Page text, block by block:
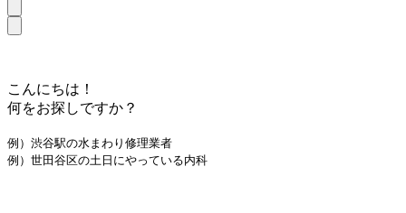
こんにちは！
何をお探しですか？
例）渋谷駅の水まわり修理業者
例）世田谷区の土日にやっている内科